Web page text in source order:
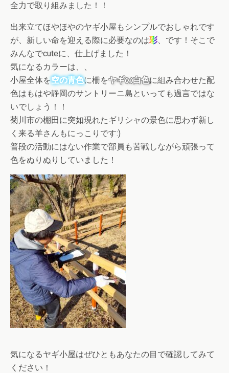
全力で取り組みました！！
出来立てほやほやのヤギ小屋もシンプルでおしゃれです
が、新しい命を迎える際に必要なのは彩、です！そこで
みんなでcuteに、仕上げました！
気になるカラーは、、
小屋全体を空の青色に柵をヤギの白色に組み合わせた配
色はもはや静岡のサントリーニ島といっても過言ではな
いでしょう！！
菊川市の棚田に突如現れたギリシャの景色に思わず新し
く来る羊さんもにっこりです:)
普段の活動にはない作業で部員も苦戦しながら頑張って
色をぬりぬりしていました！
気になるヤギ小屋はぜひともあなたの目で確認してみて
ください！